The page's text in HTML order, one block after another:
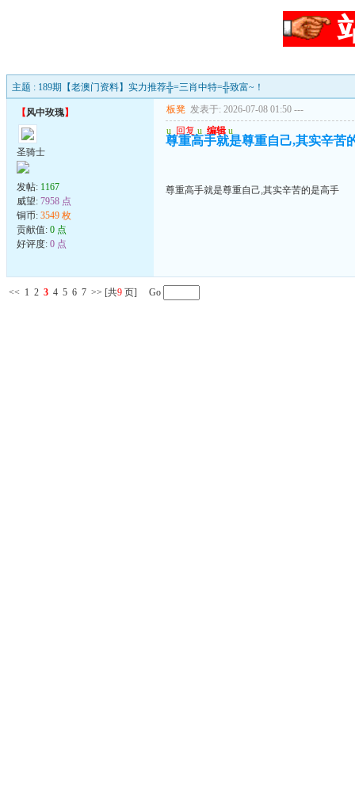
主题 : 189期【老澳门资料】实力推荐╬=三肖中特=╬致富~！
【风中玫瑰】
圣骑士
发帖: 1167
威望: 7958 点
铜币: 3549 枚
贡献值: 0 点
好评度: 0 点
板凳 发表于: 2026-07-08 01:50 ---
u 回复 u 编辑 u
尊重高手就是尊重自己,其实辛苦
尊重高手就是尊重自己,其实辛苦的是高手
<< 1 2 3 4 5 6 7 >> [共9 页] Go